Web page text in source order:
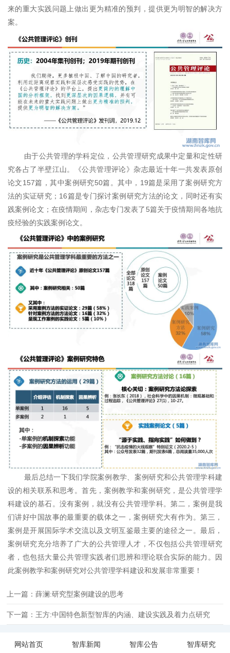
来的重大实践问题上做出更为精准的预判，提供更为明智的解决方
案。
由于公共管理的学科定位，公共管理研究成果中定量和定性研
究各占了半壁江山。《公共管理评论》杂志最近十年一共发表原创
论文157篇，其中案例研究50篇。其中，19篇是采用了案例研究方
法的实证研究；16篇是专门探讨案例研究方法的论文，同时还有实
践案例论文；在疫情期间，杂志专门发表了5篇关于疫情期间各地抗
疫经验的实践案例论文。
最后总结一下我们学院案例教学、案例研究和公共管理学科建
设的相关联系和思考。首先，案例教学和案例研究，是公共管理学
科建设的基石。没有案例，就没有公共管理学科。第二，案例是我
们讲好中国故事的最重要的载体之一，案例研究大有作为。第三，
案例是开展国际学术交流以及文明互鉴最主要的途径之一。最后，
案例研究充分培养了广大的公共管理人才，不仅包括公共管理研究
者，也包括大量公共管理实践者们思辨和理论联合实际的能力。因
此案例教学和案例研究对公共管理学科建设和发展非常重要！
上一篇：薛澜:研究型案例建设的思考
下一篇：王方:中国特色新型智库的内涵、建设实践及着力点研究
网站首页 智库新闻 智库公告 智库研究